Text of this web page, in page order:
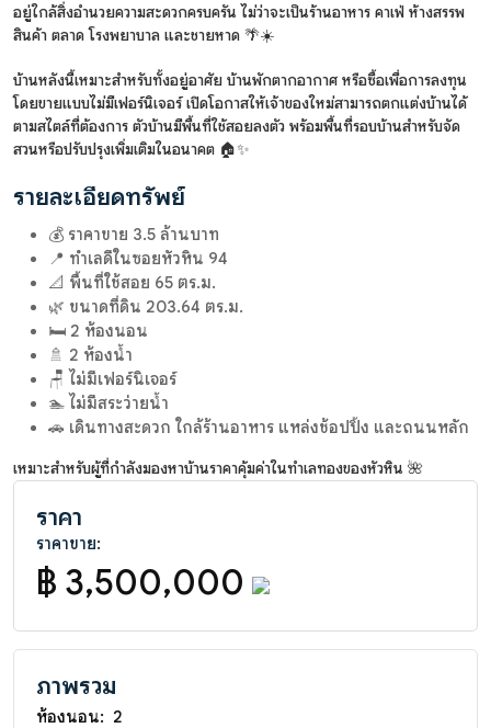
อยู่ใกล้สิ่งอำนวยความสะดวกครบครัน ไม่ว่าจะเป็นร้านอาหาร คาเฟ่ ห้างสรรพ
สินค้า ตลาด โรงพยาบาล และชายหาด 🌴☀️
บ้านหลังนี้เหมาะสำหรับทั้งอยู่อาศัย บ้านพักตากอากาศ หรือซื้อเพื่อการลงทุน
โดยขายแบบไม่มีเฟอร์นิเจอร์ เปิดโอกาสให้เจ้าของใหม่สามารถตกแต่งบ้านได้
ตามสไตล์ที่ต้องการ ตัวบ้านมีพื้นที่ใช้สอยลงตัว พร้อมพื้นที่รอบบ้านสำหรับจัด
สวนหรือปรับปรุงเพิ่มเติมในอนาคต 🏠✨
รายละเอียดทรัพย์
💰 ราคาขาย 3.5 ล้านบาท
📍 ทำเลดีในซอยหัวหิน 94
📐 พื้นที่ใช้สอย 65 ตร.ม.
🌿 ขนาดที่ดิน 203.64 ตร.ม.
🛏️ 2 ห้องนอน
🚿 2 ห้องน้ำ
🪑 ไม่มีเฟอร์นิเจอร์
🏊 ไม่มีสระว่ายน้ำ
🚗 เดินทางสะดวก ใกล้ร้านอาหาร แหล่งช้อปปิ้ง และถนนหลัก
เหมาะสำหรับผู้ที่กำลังมองหาบ้านราคาคุ้มค่าในทำเลทองของหัวหิน 🌺
ราคา
ราคาขาย:
฿ 3,500,000
ภาพรวม
ห้องนอน: 2